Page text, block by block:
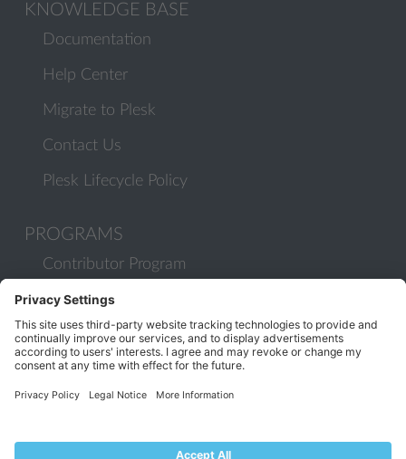
KNOWLEDGE BASE
Documentation
Help Center
Migrate to Plesk
Contact Us
Plesk Lifecycle Policy
PROGRAMS
Contributor Program
Partner Program
COMMUNITY